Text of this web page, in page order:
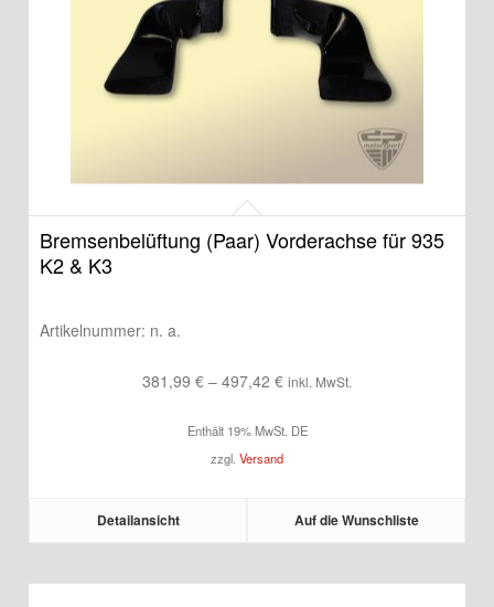
Bremsenbelüftung (Paar) Vorderachse für 935
K2 & K3
Artikelnummer: n. a.
381,99 € – 497,42 €Preisspanne:
bis
497,42 €
inkl. MwSt.
Enthält 19% MwSt. DE
zzgl. Versand
Detailansicht Auf die Wunschliste